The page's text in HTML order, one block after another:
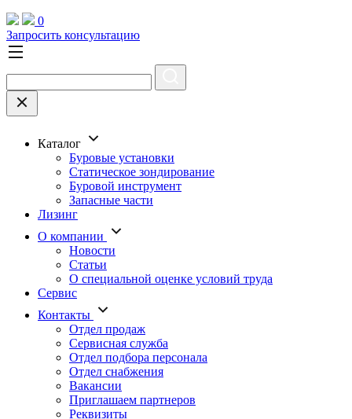
0
Запросить консультацию
Каталог
Буровые установки
Статическое зондирование
Буровой инструмент
Запасные части
Лизинг
О компании
Новости
Статьи
О специальной оценке условий труда
Сервис
Контакты
Отдел продаж
Сервисная служба
Отдел подбора персонала
Отдел снабжения
Вакансии
Приглашаем партнеров
Реквизиты